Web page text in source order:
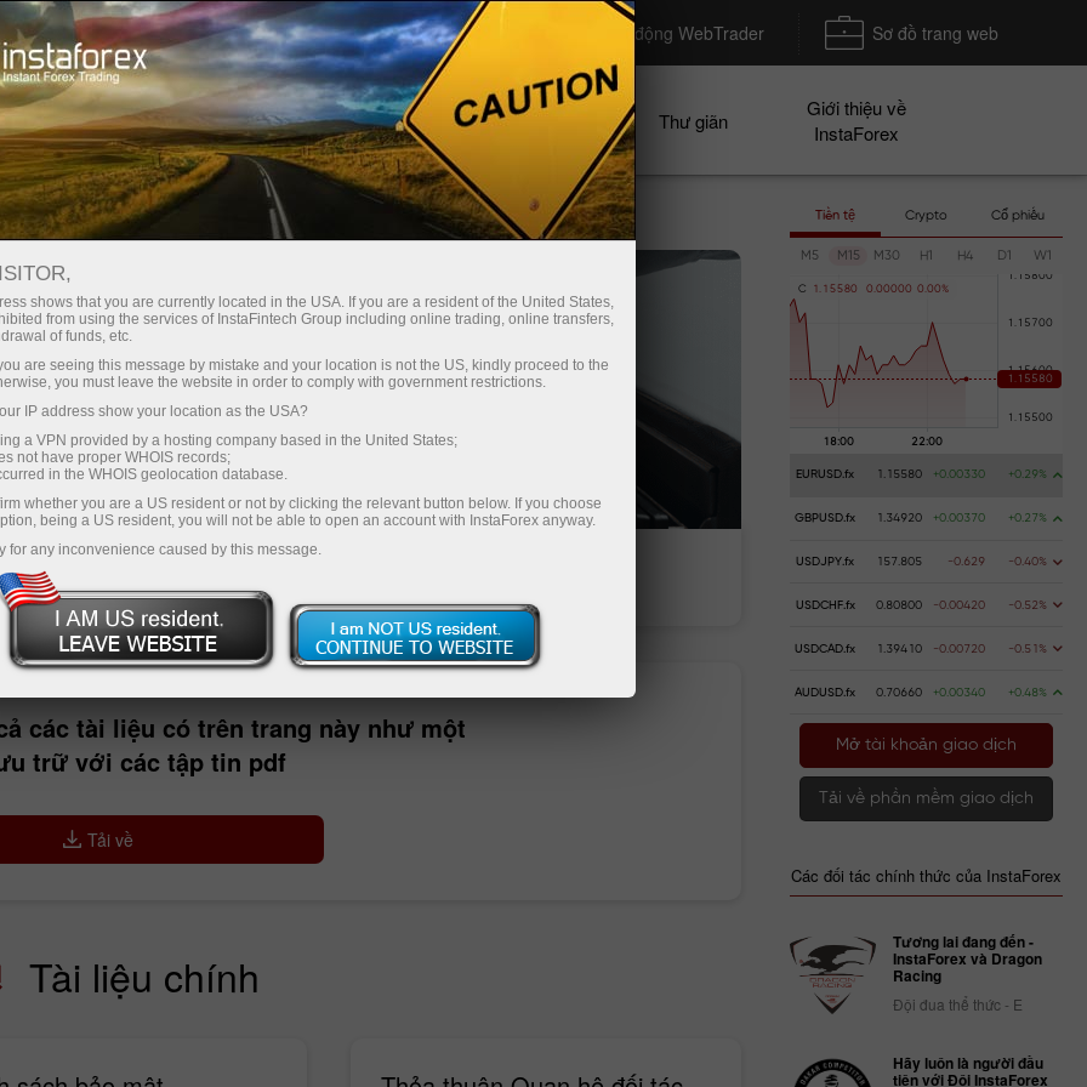
ngay lập tức Tải nền tảng giao dịch Metatrader Khởi động WebTrader Sơ đồ trang web
người mới bắt
đầu
Dành cho nhà đầu
tư
Dành cho đối tác Các chiến dịch Thư giãn
Giới thiệu về
InstaForex
tiết
với sự
cấp cái
cả
các tài liệu có trên trang này như một
trữ với các tập tin pdf
Tải về
Tài liệu chính
Tiền tệ Crypto Cổ phiếu
M5 M15 M30 H1 H4 D1 W1
C 1 . 1 5580 0 .00000 0 .00%
EURUSD.fx 1.15580 +0.00330 +0.29%
GBPUSD.fx 1.34920 +0.00370 +0.27%
USDJPY.fx 157.805 -0.629 -0.40%
USDCHF.fx 0.80800 -0.00420 -0.52%
USDCAD.fx 1.39410 -0.00720 -0.51%
AUDUSD.fx 0.70660 +0.00340 +0.48%
Mở tài khoản giao dịch
Tải về phần mềm giao dịch
Các đối tác chính thức của InstaForex
Tương lai đang đến -
InstaForex và Dragon
Racing
Đội đua thể thức - E
Hãy luôn là người đầu
tiên với Đội InstaForex
shows that you are currently located in the USA. If you are a resident of the United States,
from using the services of InstaFintech Group including online trading, online transfers,
of funds, etc.
are seeing this message by mistake and your location is not the US, kindly proceed to the
you must leave the website in order to comply with government restrictions.
IP address show your location as the USA?
a VPN provided by a hosting company based in the United States;
not have proper WHOIS records;
in the WHOIS geolocation database.
whether you are a US resident or not by clicking the relevant button below. If you choose
being a US resident, you will not be able to open an account with InstaForex anyway.
for any inconvenience caused by this message.